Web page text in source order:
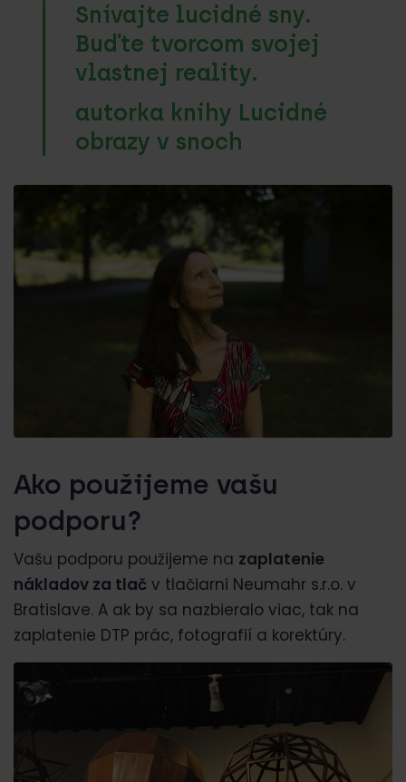
Snívajte lucidné sny.
Buďte tvorcom svojej
vlastnej reality.
autorka knihy Lucidné
obrazy v snoch
Ako použijeme vašu
podporu?
Vašu podporu použijeme na zaplatenie
nákladov za tlač v tlačiarni Neumahr s.r.o. v
Bratislave. A ak by sa nazbieralo viac, tak na
zaplatenie DTP prác, fotografií a korektúry.